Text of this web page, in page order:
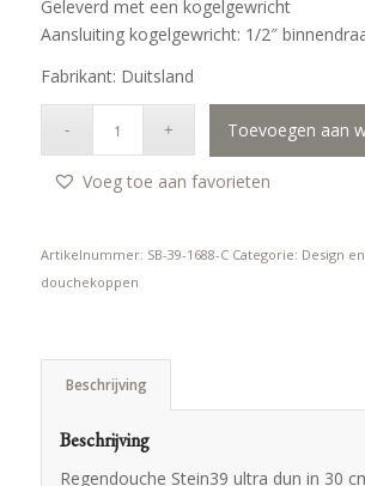
Geleverd met een kogelgewricht
Aansluiting kogelgewricht: 1/2″
Fabrikant: Duitsland
Toevoegen aan
Voeg toe aan favorieten
Artikelnummer: SB-39-1688-C Categorie: Design
douchekoppen
Beschrijving
Beschrijving
Regendouche Stein39 ultra dun in 30